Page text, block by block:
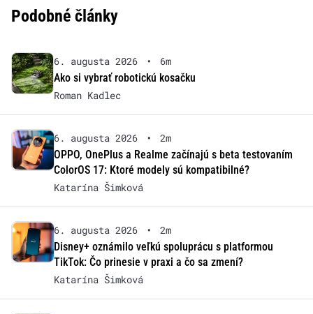
Podobné články
6. augusta 2026 •
6m
Ako si vybrať robotickú kosačku
Roman Kadlec
6. augusta 2026 •
2m
OPPO, OnePlus a Realme začínajú s beta testovaním
ColorOS 17: Ktoré modely sú kompatibilné?
Katarína Šimková
6. augusta 2026 •
2m
Disney+ oznámilo veľkú spoluprácu s platformou
TikTok: Čo prinesie v praxi a čo sa zmení?
Katarína Šimková